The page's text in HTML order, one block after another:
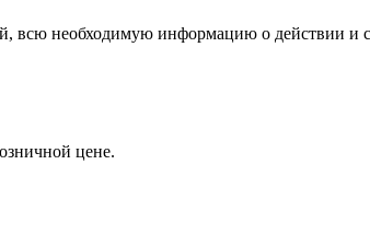
необходимую информацию о действии и
цене.